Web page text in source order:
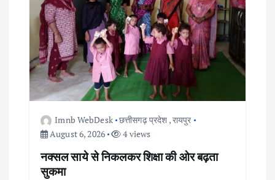
Imnb WebDesk छत्तीसगढ़ प्रदेश ,रायपुर
August 6, 2026
4 views
नक्सल साये से निकलकर शिक्षा की ओर बढ़ता
सुकमा